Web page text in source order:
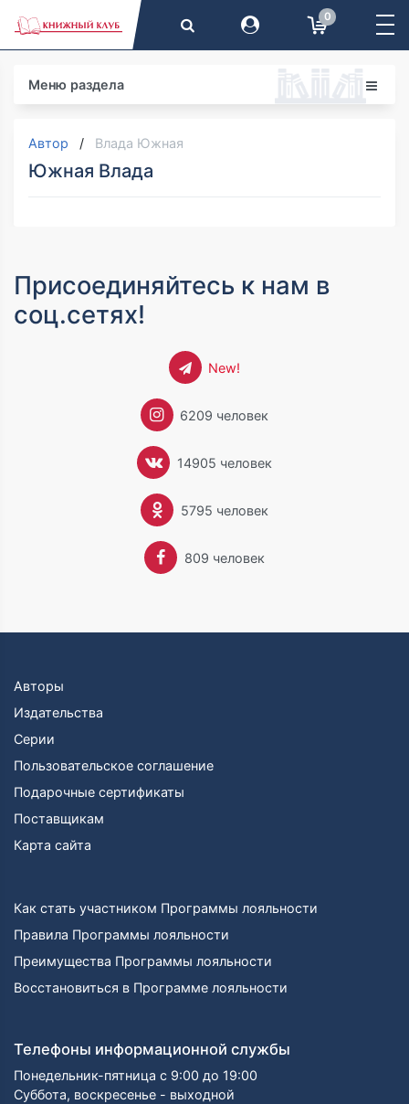
0
Меню раздела
Автор Влада Южная
Южная Влада
Присоединяйтесь к нам в
соц.сетях!
New!
6209 человек
14905 человек
5795 человек
809 человек
Авторы
Издательства
Серии
Пользовательское соглашение
Подарочные сертификаты
Поставщикам
Карта сайта
Как стать участником Программы лояльности
Правила Программы лояльности
Преимущества Программы лояльности
Восстановиться в Программе лояльности
Телефоны информационной службы
Понедельник-пятница с 9:00 до 19:00
Суббота, воскресенье - выходной